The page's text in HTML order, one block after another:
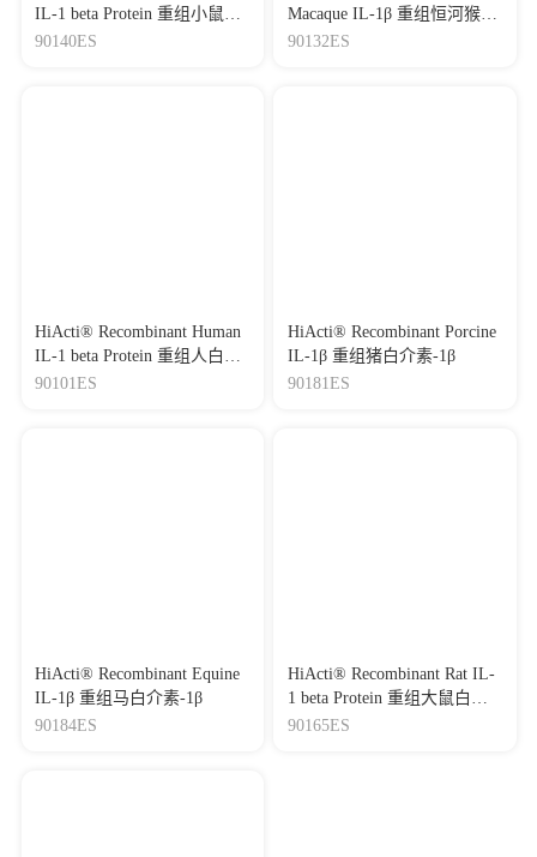
IL-1 beta Protein 重组小鼠白
介素-1β
90140ES
Macaque IL-1β 重组恒河猴白
介素-1β
90132ES
HiActi® Recombinant Human
IL-1 beta Protein 重组人白介
素-1β
90101ES
HiActi® Recombinant Porcine
IL-1β 重组猪白介素-1β
90181ES
HiActi® Recombinant Equine
IL-1β 重组马白介素-1β
90184ES
HiActi® Recombinant Rat IL-
1 beta Protein 重组大鼠白介
素-1β
90165ES